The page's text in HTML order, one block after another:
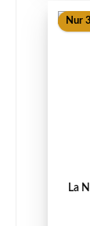
Nur
La